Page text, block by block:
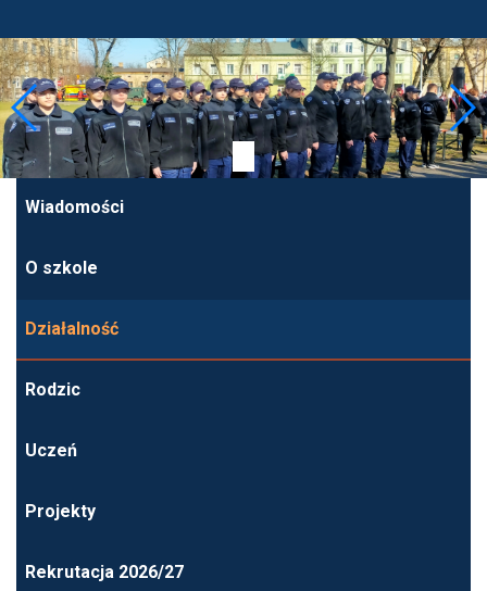
Wiadomości
O szkole
Działalność
Rodzic
Uczeń
Projekty
Rekrutacja 2026/27